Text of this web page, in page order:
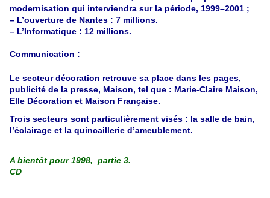
modernisation qui interviendra sur la période, 1999–2001 ;
– L’ouverture de Nantes : 7 millions.
– L’Informatique : 12 millions.
Communication :
Le secteur décoration retrouve sa place dans les pages,
publicité de la presse, Maison, tel que : Marie-Claire Maison,
Elle Décoration et Maison Française.
Trois secteurs sont particulièrement visés : la salle de bain,
l’éclairage et la quincaillerie d’ameublement.
A bientôt pour 1998, partie 3.
CD